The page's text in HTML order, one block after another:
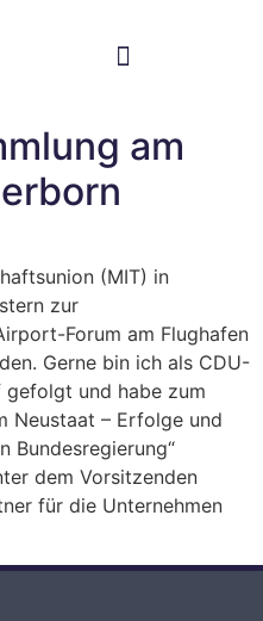
am
(MIT) in
zur
Forum am Flughafen
Gerne bin ich als CDU-
gefolgt und habe zum
Neustaat – Erfolge und
Bundesregierung“
dem Vorsitzenden
für die Unternehmen